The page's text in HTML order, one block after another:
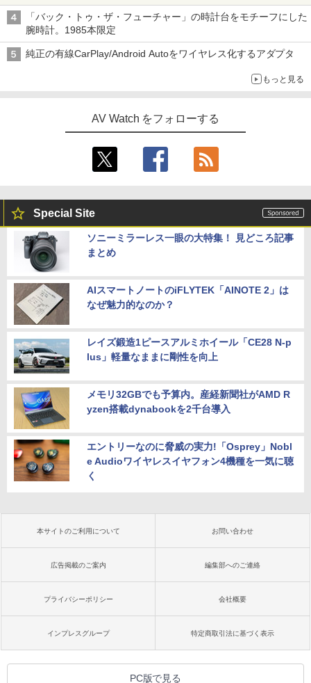
「バック・トゥ・ザ・フューチャー」の時計台をモチーフにした
腕時計。1985本限定
純正の有線CarPlay/Android Autoをワイヤレス化するアダプタ
もっと見る
AV Watch をフォローする
Special Site
ソニーミラーレス一眼の大特集！ 見どころ記事
まとめ
AIスマートノートのiFLYTEK「AINOTE 2」は
なぜ魅力的なのか？
レイズ鍛造1ピースアルミホイール「CE28 N-p
lus」軽量なままに剛性を向上
メモリ32GBでも予算内。産経新聞社がAMD R
yzen搭載dynabookを2千台導入
エントリーなのに脅威の実力!「Osprey」Nobl
e Audioワイヤレスイヤフォン4機種を一気に聴
く
本サイトのご利用について お問い合わせ
広告掲載のご案内 編集部へのご連絡
プライバシーポリシー 会社概要
インプレスグループ 特定商取引法に基づく表示
PC版で見る